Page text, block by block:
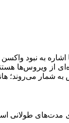
به نبود
از ویروس‌ها
مدت‌های